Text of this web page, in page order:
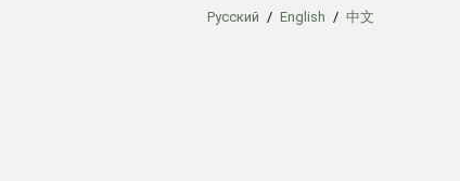
Русский / English / 中文